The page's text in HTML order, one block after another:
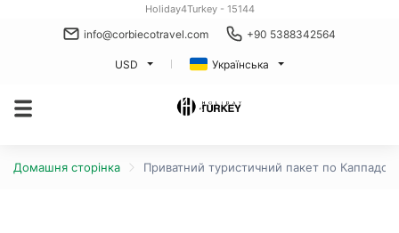
Holiday4Turkey - 15144
info@corbiecotravel.com +90 5388342564
USD Українська
Домашня сторінка Приватний туристичний пакет по